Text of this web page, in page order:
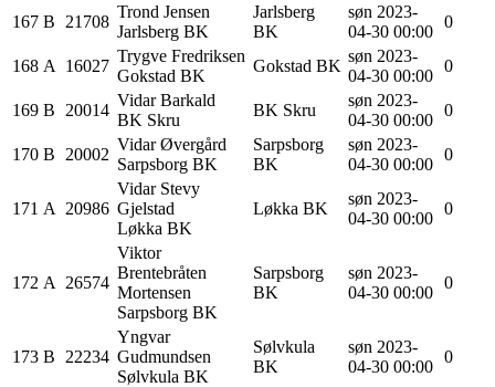
167 B 21708
Trond Jensen
Jarlsberg BK
Jarlsberg
BK
søn 2023-
04-30 00:00
0
168 A 16027
Trygve Fredriksen
Gokstad BK
Gokstad BK
søn 2023-
04-30 00:00
0
169 B 20014
Vidar Barkald
BK Skru
BK Skru
søn 2023-
04-30 00:00
0
170 B 20002
Vidar Øvergård
Sarpsborg BK
Sarpsborg
BK
søn 2023-
04-30 00:00
0
171 A 20986
Vidar Stevy
Gjelstad
Løkka BK
Løkka BK
søn 2023-
04-30 00:00
0
172 A 26574
Viktor
Brentebråten
Mortensen
Sarpsborg BK
Sarpsborg
BK
søn 2023-
04-30 00:00
0
173 B 22234
Yngvar
Gudmundsen
Sølvkula BK
Sølvkula
BK
søn 2023-
04-30 00:00
0